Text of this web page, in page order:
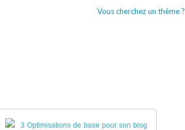
Vous cherchez un thème ?
3 Optimisations de base pour son blog